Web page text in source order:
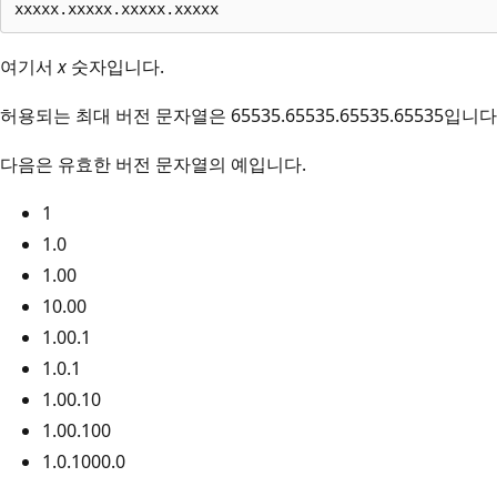
여기서x 숫자입니다.
허용되는 최대 버전 문자열은 65535.65535.65535.65535입니
다음은 유효한 버전 문자열의 예입니다.
1
1.0
1.00
10.00
1.00.1
1.0.1
1.00.10
1.00.100
1.0.1000.0